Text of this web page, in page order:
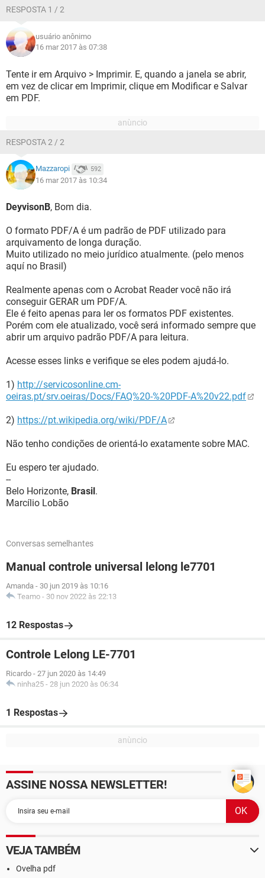
RESPOSTA 1 / 2
usuário anônimo
16 mar 2017 às 07:38
Tente ir em Arquivo > Imprimir. E, quando a janela se abrir,
em vez de clicar em Imprimir, clique em Modificar e Salvar
em PDF.
RESPOSTA 2 / 2
Mazzaropi 592
16 mar 2017 às 10:34
DeyvisonB, Bom dia.
O formato PDF/A é um padrão de PDF utilizado para
arquivamento de longa duração.
Muito utilizado no meio jurídico atualmente. (pelo menos
aquí no Brasil)
Realmente apenas com o Acrobat Reader você não irá
conseguir GERAR um PDF/A.
Ele é feito apenas para ler os formatos PDF existentes.
Porém com ele atualizado, você será informado sempre que
abrir um arquivo padrão PDF/A para leitura.
Acesse esses links e verifique se eles podem ajudá-lo.
1) http://servicosonline.cm-
oeiras.pt/srv.oeiras/Docs/FAQ%20-%20PDF-A%20v22.pdf
2) https://pt.wikipedia.org/wiki/PDF/A
Não tenho condições de orientá-lo exatamente sobre MAC.
Eu espero ter ajudado.
--
Belo Horizonte, Brasil.
Marcílio Lobão
Conversas semelhantes
Manual controle universal lelong le7701
Amanda - 30 jun 2019 às 10:16
Teamo - 30 nov 2022 às 22:13
12 Respostas
Controle Lelong LE-7701
Ricardo - 27 jun 2020 às 14:49
ninha25 - 28 jun 2020 às 06:34
1 Respostas
ASSINE NOSSA NEWSLETTER!
VEJA TAMBÉM
Ovelha pdf